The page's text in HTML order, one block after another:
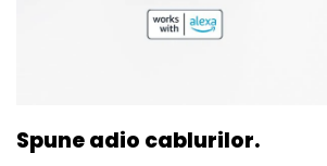
Spune adio cablurilor.